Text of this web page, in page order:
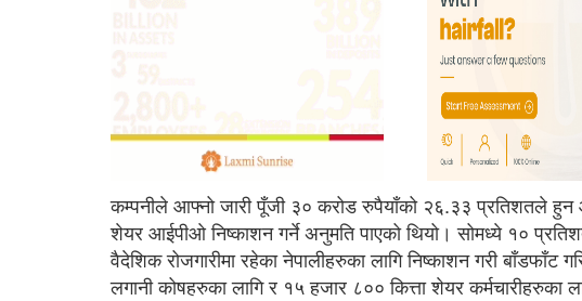
कम्पनीले आफ्नो जारी पूँजी ३० करोड रुपैयाँको २६.३३ प्रतिशतले
शेयर आईपीओ निष्काशन गर्ने अनुमति पाएको थियो। सोमध्ये १०
वैदेशिक रोजगारीमा रहेका नेपालीहरुका लागि निष्काशन गरी
लगानी कोषहरुका लागि र १५ हजार ८०० कित्ता शेयर कर्मचारीहरुका